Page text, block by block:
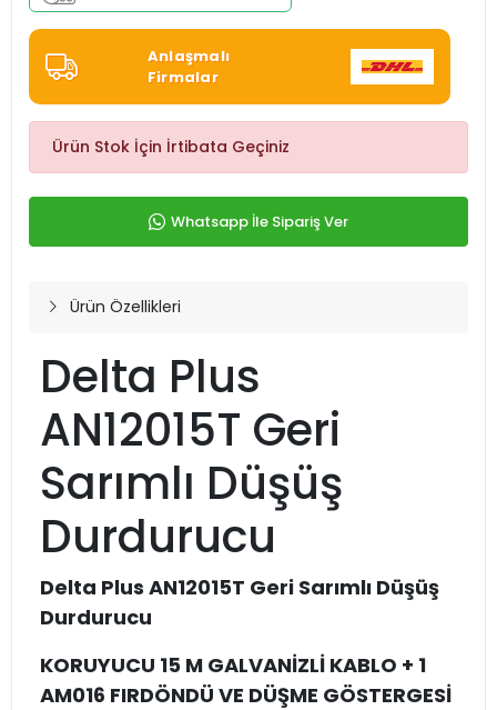
Anlaşmalı
Firmalar
Ürün Stok İçin İrtibata Geçiniz
Whatsapp İle Sipariş Ver
Ürün Özellikleri
Delta Plus
AN12015T Geri
Sarımlı Düşüş
Durdurucu
Delta Plus AN12015T Geri Sarımlı Düşüş
Durdurucu
KORUYUCU 15 M GALVANİZLİ KABLO + 1
AM016 FIRDÖNDÜ VE DÜŞME GÖSTERGESİ